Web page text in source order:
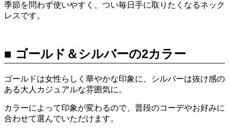
季節を問わず使いやすく、つい毎日手に取りたくなるネック
レスです。
■ ゴールド＆シルバーの2カラー
ゴールドは女性らしく華やかな印象に、シルバーは抜け感の
ある大人カジュアルな雰囲気に。
カラーによって印象が変わるので、普段のコーデやお好みに
合わせて選んでいただけます。